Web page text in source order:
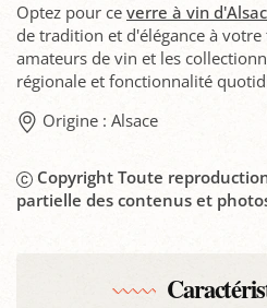
Optez pour ce verre à vin
de tradition et d'élégance à
amateurs de vin et les
régionale et fonctionnalité
Origine : Alsace
Copyright Toute
partielle des contenus et